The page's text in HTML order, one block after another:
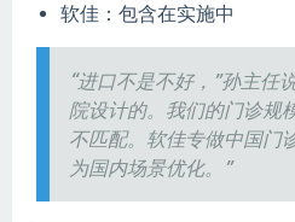
软佳：包含在实施中
“进口不是不好，”孙主任
院设计的。我们的门诊规
不匹配。软佳专做中国门
为国内场景优化。”